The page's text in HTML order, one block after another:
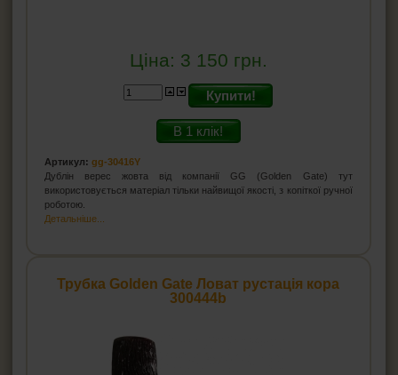
Ціна: 3 150 грн.
Купити!
В 1 клік!
Артикул: gg-30416Y
Дублін верес жовта від компанії GG (Golden Gate) тут
використовується матеріал тільки найвищої якості, з копіткої ручної
роботою.
Детальніше...
Трубка Golden Gate Ловат рустація кора
300444b